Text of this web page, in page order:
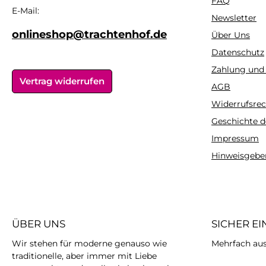
alltäglichen Hose, zum
Wolljacken ihre
ursprüngliche Form
vielseitig
und passt
alltäglichen
Dirndl oder
Wolljacken
ursprüngliche
behalten,
möglichst nicht
C
geringer
E-Mail:
onlineshop@trachtenhof.de
Vertrag widerrufen
Newsletter
Über Uns
Datenschutz
Zahlung und
AGB
Geschichte
Impressum
ÜBER UNS
Wir stehen für moderne genauso wie
traditionelle, aber immer mit Liebe
SICHER
Mehrfach